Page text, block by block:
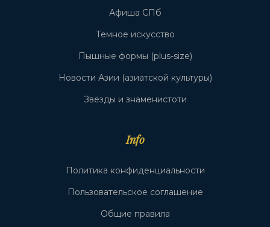
Афиша СПб
Тёмное искусство
Пышные формы (plus-size)
Новости Азии (азиатской культуры)
Звёзды и знаменистоти
Info
Политика конфиденциальности
Пользовательское соглашение
Общие правила